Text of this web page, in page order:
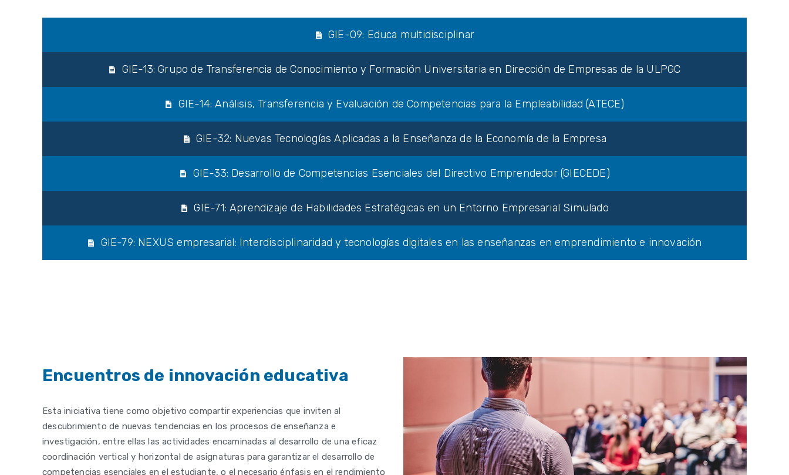
GIE-09: Educa multidisciplinar
GIE-13: Grupo de Transferencia de Conocimiento y Formación Universitaria en Dirección de Empresas de la ULPGC
GIE-14: Análisis, Transferencia y Evaluación de Competencias para la Empleabilidad (ATECE)
GIE-32: Nuevas Tecnologías Aplicadas a la Enseñanza de la Economía de la Empresa
GIE-33: Desarrollo de Competencias Esenciales del Directivo Emprendedor (GIECEDE)
GIE-71: Aprendizaje de Habilidades Estratégicas en un Entorno Empresarial Simulado
GIE-79: NEXUS empresarial: Interdisciplinaridad y tecnologías digitales en las enseñanzas en emprendimiento e innovación
Encuentros de innovación educativa
Esta iniciativa tiene como objetivo compartir experiencias que inviten al
descubrimiento de nuevas tendencias en los procesos de enseñanza e
investigación, entre ellas las actividades encaminadas al desarrollo de una eficaz
coordinación vertical y horizontal de asignaturas para garantizar el desarrollo de
competencias esenciales en el estudiante, o el necesario énfasis en el rendimiento